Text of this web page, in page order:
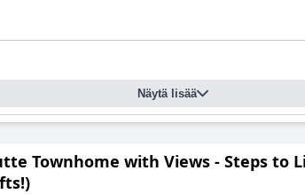
Näytä lisää
Townhome with Views - Steps to